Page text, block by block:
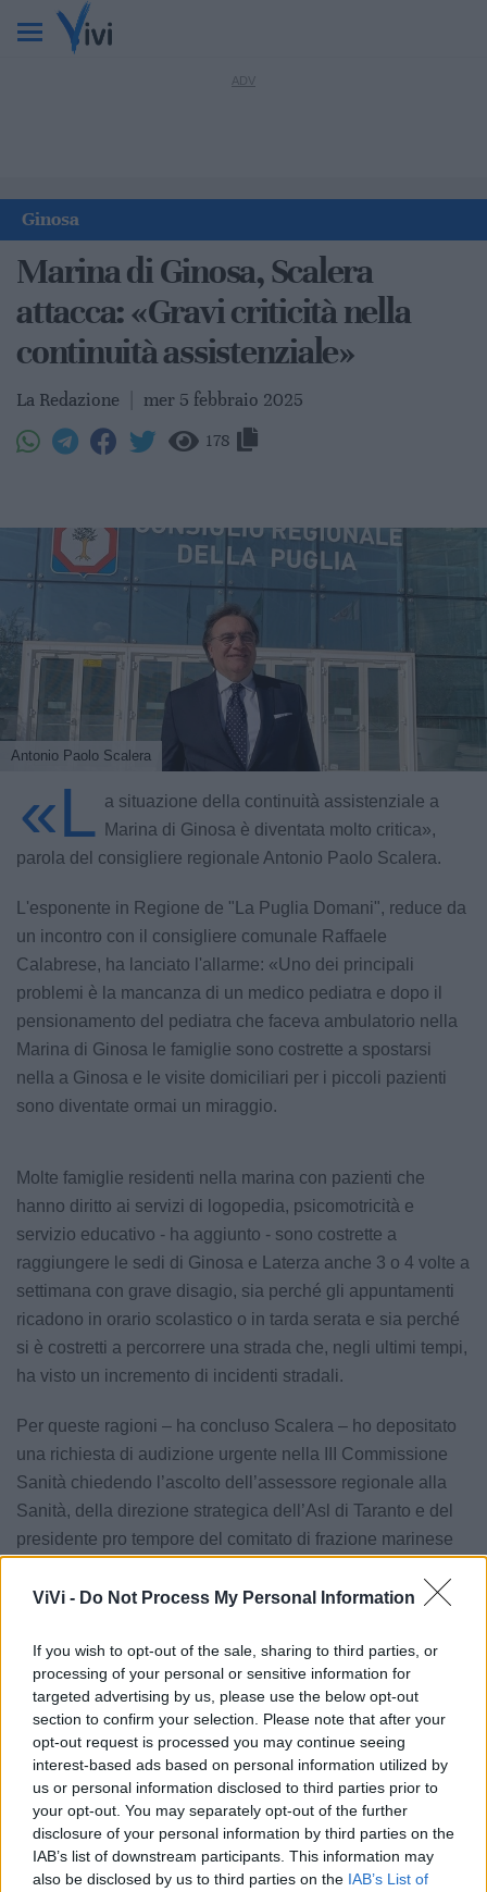
ViVi - Do Not Process My Personal Information
If you wish to opt-out of the sale, sharing to third parties, or
processing of your personal or sensitive information for
targeted advertising by us, please use the below opt-out
section to confirm your selection. Please note that after your
opt-out request is processed you may continue seeing
interest-based ads based on personal information utilized by
us or personal information disclosed to third parties prior to
your opt-out. You may separately opt-out of the further
disclosure of your personal information by third parties on the
IAB’s list of downstream participants. This information may
also be disclosed by us to third parties on the IAB’s List of
Ginosa
Marina di Ginosa, Scalera
attacca: «Gravi criticità nella
continuità assistenziale»
La Redazione mer 5 febbraio 2025
178
Antonio Paolo Scalera
«L a situazione della continuità assistenziale a
Marina di Ginosa è diventata molto critica»,
parola del consigliere regionale Antonio Paolo Scalera.
L'esponente in Regione de "La Puglia Domani", reduce da
un incontro con il consigliere comunale Raffaele
Calabrese, ha lanciato l'allarme: «Uno dei principali
problemi è la mancanza di un medico pediatra e dopo il
pensionamento del pediatra che faceva ambulatorio nella
Marina di Ginosa le famiglie sono costrette a spostarsi
nella a Ginosa e le visite domiciliari per i piccoli pazienti
sono diventate ormai un miraggio.
Molte famiglie residenti nella marina con pazienti che
hanno diritto ai servizi di logopedia, psicomotricità e
servizio educativo - ha aggiunto - sono costrette a
raggiungere le sedi di Ginosa e Laterza anche 3 o 4 volte a
settimana con grave disagio, sia perché gli appuntamenti
ricadono in orario scolastico o in tarda serata e sia perché
si è costretti a percorrere una strada che, negli ultimi tempi,
ha visto un incremento di incidenti stradali.
Per queste ragioni – ha concluso Scalera – ho depositato
una richiesta di audizione urgente nella III Commissione
Sanità chiedendo l’ascolto dell’assessore regionale alla
Sanità, della direzione strategica dell’Asl di Taranto e del
presidente pro tempore del comitato di frazione marinese
Taranto sta mettendo in campo per venire incontro alle
garantire una continuità assistenziale più adeguata in
considerazione anche della crescente domanda di servizi
socio sanitari di quel territorio».
Le notizie del giorno sul tuo smartphone
Ricevi gratuitamente ogni giorno le notizie della tua
città direttamente sul tuo smartphone. Scarica Telegram
eclicca qui